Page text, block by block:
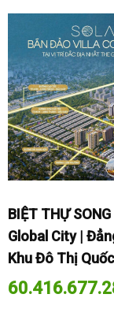
BIỆT THỰ
Global City |
Khu Đô Thị